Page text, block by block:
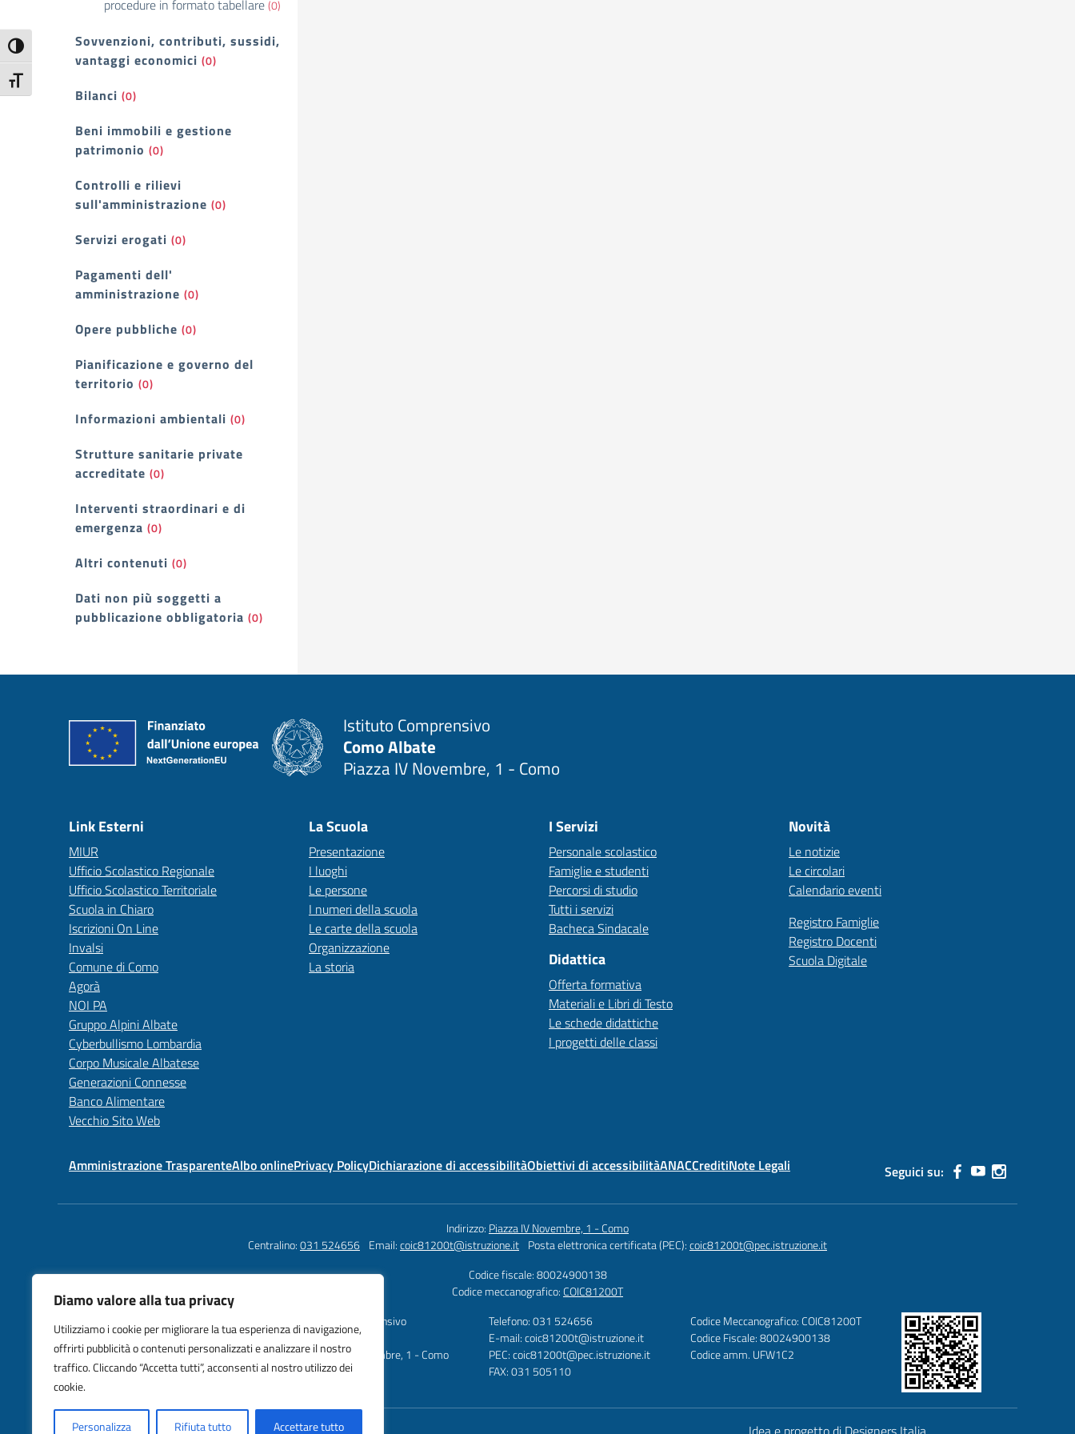
Diamo valore alla tua privacy
Utilizziamo i cookie per migliorare la tua esperienza di navigazione,
offrirti pubblicità o contenuti personalizzati e analizzare il nostro
traffico. Cliccando “Accetta tutti”, acconsenti al nostro utilizzo dei
cookie.
Personalizza Rifiuta tutto Accettare tutto
Attiva/disattiva alto contrasto
Attiva/disattiva dimensione testo
procedure in formato tabellare(0)
Sovvenzioni, contributi, sussidi,
vantaggi economici (0)
Bilanci (0)
Beni immobili e gestione
patrimonio (0)
Controlli e rilievi
sull'amministrazione (0)
Servizi erogati (0)
Pagamenti dell'
amministrazione (0)
Opere pubbliche (0)
Pianificazione e governo del
territorio (0)
Informazioni ambientali (0)
Strutture sanitarie private
accreditate (0)
Interventi straordinari e di
emergenza (0)
Altri contenuti (0)
Dati non più soggetti a
pubblicazione obbligatoria (0)
Istituto Comprensivo
Como Albate
Piazza IV Novembre, 1 - Como
Link Esterni
MIUR
Ufficio Scolastico Regionale
Ufficio Scolastico Territoriale
Scuola in Chiaro
Iscrizioni On Line
Invalsi
Comune di Como
Agorà
NOI PA
Gruppo Alpini Albate
Cyberbullismo Lombardia
Corpo Musicale Albatese
Generazioni Connesse
Banco Alimentare
Vecchio Sito Web
La Scuola
Presentazione
I luoghi
Le persone
I numeri della scuola
Le carte della scuola
Organizzazione
La storia
I Servizi
Personale scolastico
Famiglie e studenti
Percorsi di studio
Tutti i servizi
Bacheca Sindacale
Didattica
Offerta formativa
Materiali e Libri di Testo
Le schede didattiche
I progetti delle classi
Novità
Le notizie
Le circolari
Calendario eventi
Registro Famiglie
Registro Docenti
Scuola Digitale
Amministrazione TrasparenteAlbo onlinePrivacy PolicyDichiarazione di accessibilitàObiettivi di accessibilitàANACCreditiNote Legali Seguici su:
Indirizzo: Piazza IV Novembre, 1 - Como
Centralino:031 524656 Email:coic81200t@istruzione.it Posta elettronica certificata (PEC):coic81200t@pec.istruzione.it
Codice fiscale: 80024900138
Codice meccanografico:COIC81200T
Istituto Comprensivo
Como Albate
Piazza IV Novembre, 1 - Como
Telefono: 031 524656
E-mail: coic81200t@istruzione.it
PEC: coic81200t@pec.istruzione.it
FAX: 031 505110
Codice Meccanografico: COIC81200T
Codice Fiscale: 80024900138
Codice amm. UFW1C2